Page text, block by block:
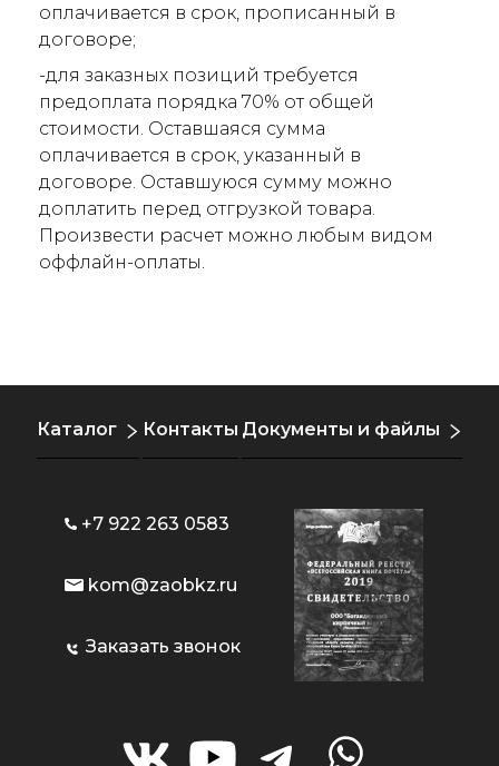
оплачивается в срок, прописанный в
договоре;
-для заказных позиций требуется
предоплата порядка 70% от общей
стоимости. Оставшаяся сумма
оплачивается в срок, указанный в
договоре. Оставшуюся сумму можно
доплатить перед отгрузкой товара.
Произвести расчет можно любым видом
оффлайн-оплаты.
Каталог Контакты Документы и файлы
+7 922 263 0583
kom@zaobkz.ru
Заказать звонок